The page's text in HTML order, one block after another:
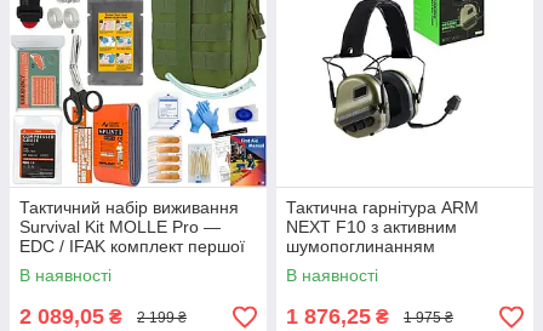
Тактичний набір виживання
Survival Kit MOLLE Pro —
EDC / IFAK комплект першої
допомоги та виживання 20+
предметів
В наявності
2 089,05 ₴ 2 199 ₴
Тактична гарнітура ARM
NEXT F10 з активним
шумопоглинанням
В наявності
1 876,25 ₴ 1 975 ₴